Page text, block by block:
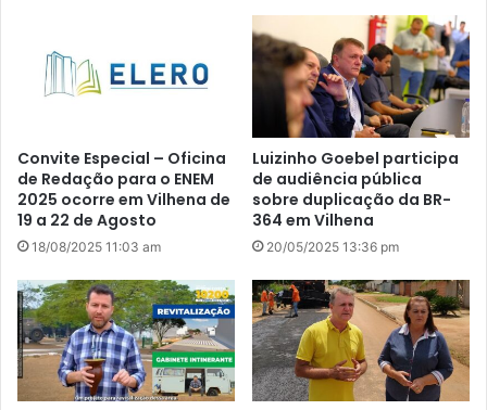
Convite Especial – Oficina
de Redação para o ENEM
2025 ocorre em Vilhena de
19 a 22 de Agosto
18/08/2025 11:03 am
Luizinho Goebel participa
de audiência pública
sobre duplicação da BR-
364 em Vilhena
20/05/2025 13:36 pm